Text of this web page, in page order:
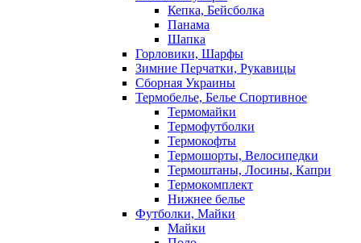
Кепка, Бейсболка
Панама
Шапка
Горловики, Шарфы
Зимние Перчатки, Рукавицы
Сборная Украины
Термобелье, Белье Спортивное
Термомайки
Термофутболки
Термокофты
Термошорты, Велосипедки
Термоштаны, Лосины, Капри
Термокомплект
Нижнее белье
Футболки, Майки
Майки